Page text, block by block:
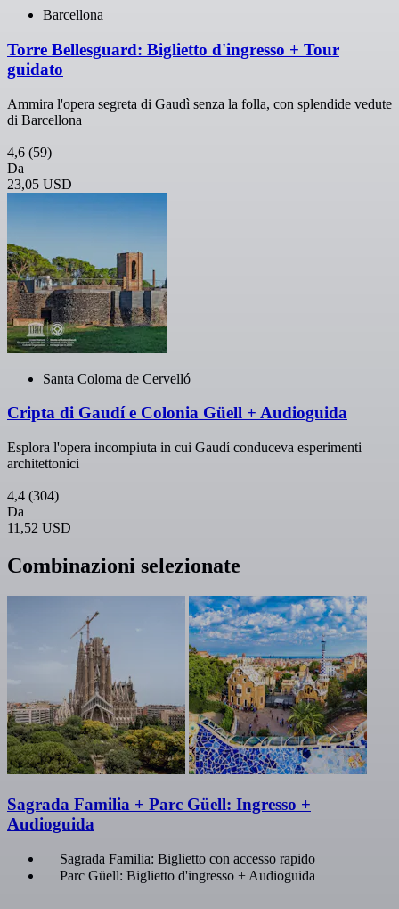
Barcellona
Torre Bellesguard: Biglietto d'ingresso + Tour
guidato
Ammira l'opera segreta di Gaudì senza la folla, con splendide vedute
di Barcellona
4,6 (59)
Da
23,05 USD
Santa Coloma de Cervelló
Cripta di Gaudí e Colonia Güell + Audioguida
Esplora l'opera incompiuta in cui Gaudí conduceva esperimenti
architettonici
4,4 (304)
Da
11,52 USD
Combinazioni selezionate
Sagrada Familia + Parc Güell: Ingresso +
Audioguida
Sagrada Familia: Biglietto con accesso rapido
Parc Güell: Biglietto d'ingresso + Audioguida